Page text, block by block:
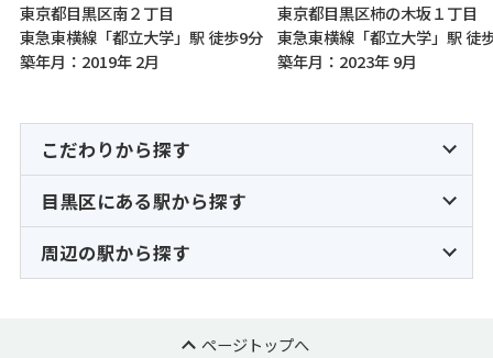
東京都目黒区南２丁目
東急東横線「都立大学」駅 徒歩9分
築年月：2019年 2月
東京都目黒区柿の木坂１丁目
築年月：2023年 9月
こだわりから探す
目黒区にある駅から探す
周辺の駅から探す
ページトップへ